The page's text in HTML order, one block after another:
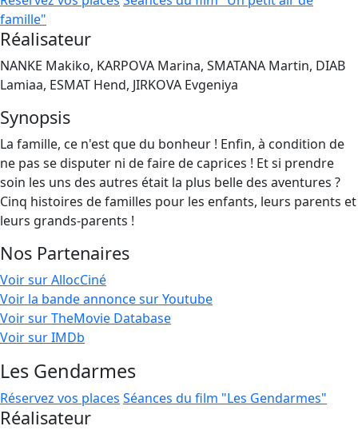
famille"
Réalisateur
NANKE Makiko, KARPOVA Marina, SMATANA Martin, DIAB
Lamiaa, ESMAT Hend, JIRKOVA Evgeniya
Synopsis
La famille, ce n'est que du bonheur ! Enfin, à condition de
ne pas se disputer ni de faire de caprices ! Et si prendre
soin les uns des autres était la plus belle des aventures ?
Cinq histoires de familles pour les enfants, leurs parents et
leurs grands-parents !
Nos Partenaires
Voir sur AllocCiné
Voir la bande annonce sur Youtube
Voir sur TheMovie Database
Voir sur IMDb
Les Gendarmes
Réservez vos places Séances du film "Les Gendarmes"
Réalisateur